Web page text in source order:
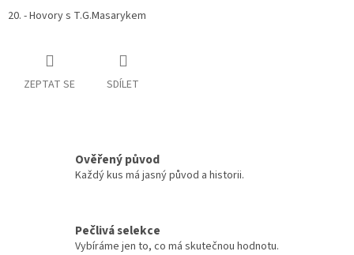
20. - Hovory s T.G.Masarykem
ZEPTAT SE SDÍLET
Ověřený původ
Každý kus má jasný původ a historii.
Pečlivá selekce
Vybíráme jen to, co má skutečnou hodnotu.